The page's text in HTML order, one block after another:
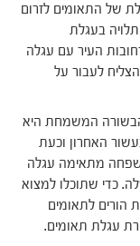
של התאומים לזרום
בעגלת
העיר עם עגלה
לעבור על
המשמחת היא
האחרון וכעת
משפחה מתאימה עגלה
כדי שתוכלו למצוא
הורים לתאומים
עגלת תאומים.